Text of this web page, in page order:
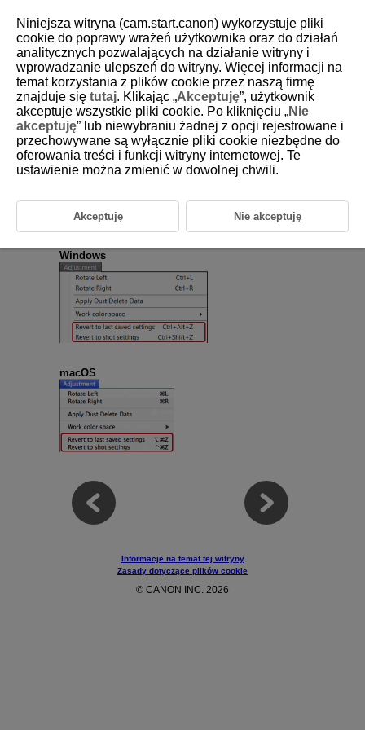
D233-038
Cofanie zmian
Można cofnąć wszystkie korekcje obrazu dokonane na paletach
narzędzi i przywrócić obrazy do stanu z chwili ostatniego zapisania lub
zarejestrowania obrazu.
Wybierz obraz.
Wybierz opcję w menu [Adjustment/Korekcja].
Windows
macOS
Informacje na temat tej witryny
Zasady dotyczące plików cookie
© CANON INC. 2026
Niniejsza witryna (cam.start.canon) wykorzystuje pliki
cookie do poprawy wrażeń użytkownika oraz do działań
analitycznych pozwalających na działanie witryny i
wprowadzanie ulepszeń do witryny. Więcej informacji na
temat korzystania z plików cookie przez naszą firmę
znajduje się tutaj. Klikając „Akceptuję”, użytkownik
akceptuje wszystkie pliki cookie. Po kliknięciu „Nie
akceptuję” lub niewybraniu żadnej z opcji rejestrowane i
przechowywane są wyłącznie pliki cookie niezbędne do
oferowania treści i funkcji witryny internetowej. Te
ustawienie można zmienić w dowolnej chwili.
Akceptuję Nie akceptuję